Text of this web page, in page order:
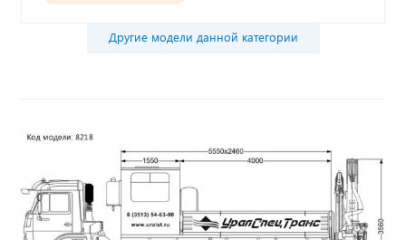
Другие модели данной категории